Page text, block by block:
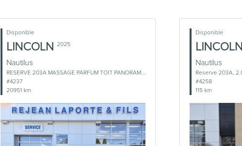
Disponible
LINCOLN 2025
Nautilus
RESERVE 203A MASSAGE PARFUM TOIT PANORAMIQUE
#4237
20951 km
Disponible
LINCOLN
Nautilus
#4258
115 km